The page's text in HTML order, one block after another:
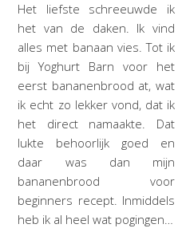
Het liefste schreeuwde ik
het van de daken. Ik vind
alles met banaan vies. Tot ik
bij Yoghurt Barn voor het
eerst bananenbrood at, wat
ik echt zo lekker vond, dat ik
het direct namaakte. Dat
lukte behoorlijk goed en
daar was dan mijn
bananenbrood voor
beginners recept. Inmiddels
heb ik al heel wat pogingen…